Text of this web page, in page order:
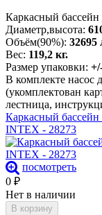
Каркасный бассейн
Диаметр,высота:
Объём(90%): 32695
Вес: 119,2 кг.
Размер упаковки:
В комплекте насос
(укомплектован
лестница,
Каркасный бассейн
INTEX - 28273
посмотреть
0 ₽
Нет в наличии
В корзину